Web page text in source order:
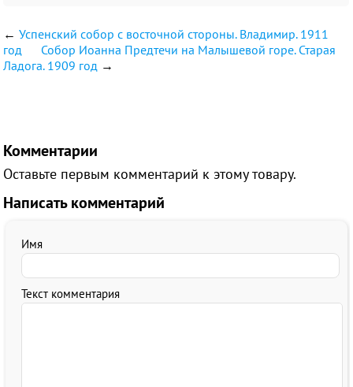
←Успенский собор с восточной стороны. Владимир. 1911
год
Собор Иоанна Предтечи на Малышевой горе. Старая
Ладога. 1909 год →
Комментарии
Оставьте первым комментарий к этому товару.
Написать комментарий
Имя
Текст комментария